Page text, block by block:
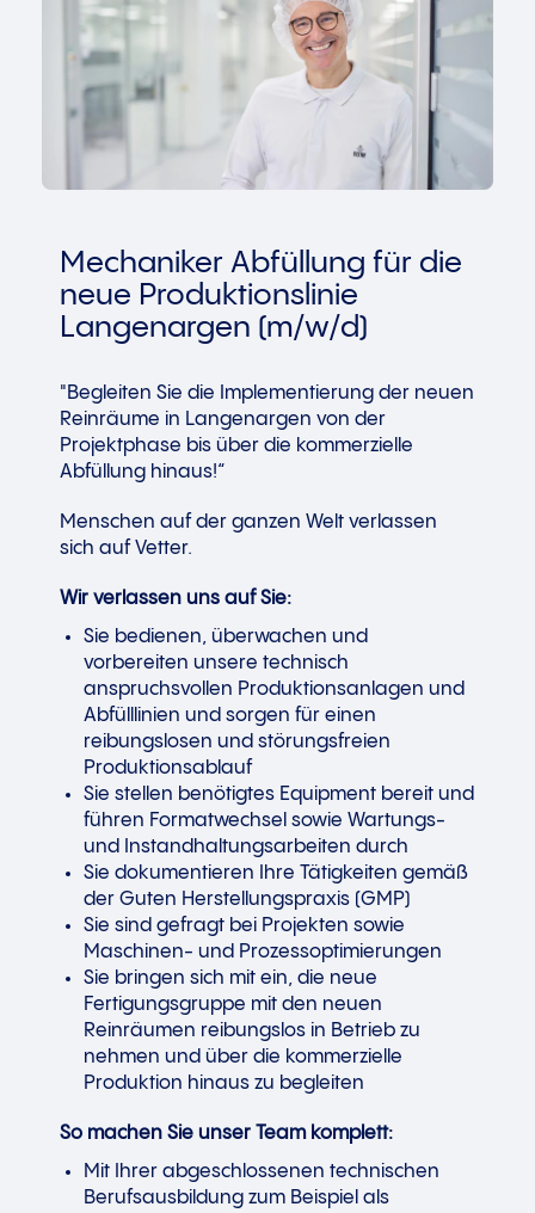
Mechaniker Abfüllung für die
neue Produktionslinie
Langenargen (m/w/d)
"Begleiten Sie die Implementierung der neuen
Reinräume in Langenargen von der
Projektphase bis über die kommerzielle
Abfüllung hinaus!“
Menschen auf der ganzen Welt verlassen
sich auf Vetter.
Wir verlassen uns auf Sie:
Sie bedienen, überwachen und
vorbereiten unsere technisch
anspruchsvollen Produktionsanlagen und
Abfülllinien und sorgen für einen
reibungslosen und störungsfreien
Produktionsablauf
Sie stellen benötigtes Equipment bereit und
führen Formatwechsel sowie Wartungs-
und Instandhaltungsarbeiten durch
Sie dokumentieren Ihre Tätigkeiten gemäß
der Guten Herstellungspraxis (GMP)
Sie sind gefragt bei Projekten sowie
Maschinen- und Prozessoptimierungen
Sie bringen sich mit ein, die neue
Fertigungsgruppe mit den neuen
Reinräumen reibungslos in Betrieb zu
nehmen und über die kommerzielle
Produktion hinaus zu begleiten
So machen Sie unser Team komplett:
Mit Ihrer abgeschlossenen technischen
Berufsausbildung zum Beispiel als